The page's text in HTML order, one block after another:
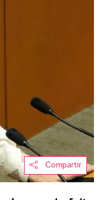
Compartir